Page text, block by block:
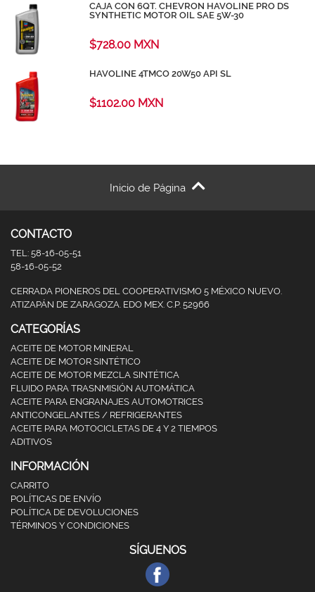
CAJA CON 6QT. CHEVRON HAVOLINE PRO DS
SYNTHETIC MOTOR OIL SAE 5W-30
$728.00 MXN
HAVOLINE 4TMCO 20W50 API SL
$1102.00 MXN
Inicio de Página
CONTACTO
TEL: 58-16-05-51
58-16-05-52
CERRADA PIONEROS DEL COOPERATIVISMO 5 MÉXICO NUEVO.
ATIZAPÁN DE ZARAGOZA. EDO MEX. C.P. 52966
CATEGORÍAS
ACEITE DE MOTOR MINERAL
ACEITE DE MOTOR SINTÉTICO
ACEITE DE MOTOR MEZCLA SINTÉTICA
FLUIDO PARA TRASNMISIÓN AUTOMÁTICA
ACEITE PARA ENGRANAJES AUTOMOTRICES
ANTICONGELANTES / REFRIGERANTES
ACEITE PARA MOTOCICLETAS DE 4 Y 2 TIEMPOS
ADITIVOS
INFORMACIÓN
CARRITO
POLÍTICAS DE ENVÍO
POLÍTICA DE DEVOLUCIONES
TÉRMINOS Y CONDICIONES
SÍGUENOS